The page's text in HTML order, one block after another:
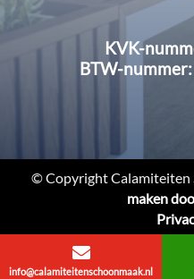
KVK-
BTW-
© Copyright Calamiteiten
maken

info@calamiteitenschoonmaak.nl